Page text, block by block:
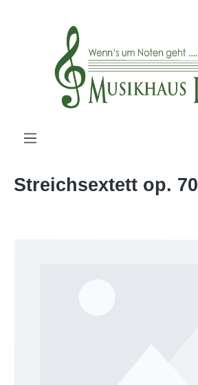
Streichsextett op. 70